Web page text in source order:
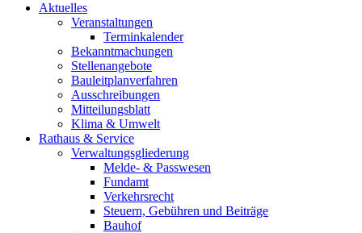
Aktuelles
Veranstaltungen
Terminkalender
Bekanntmachungen
Stellenangebote
Bauleitplanverfahren
Ausschreibungen
Mitteilungsblatt
Klima & Umwelt
Rathaus & Service
Verwaltungsgliederung
Melde- & Passwesen
Fundamt
Verkehrsrecht
Steuern, Gebühren und Beiträge
Bauhof